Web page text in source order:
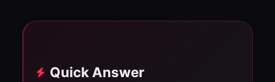
Quick Answer